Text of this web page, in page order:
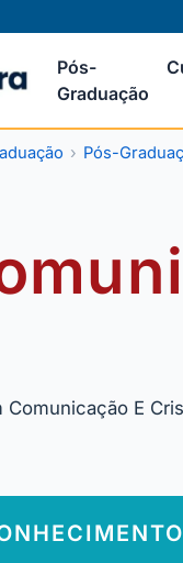
Pós-
Graduação
Pós-
Comunicação E